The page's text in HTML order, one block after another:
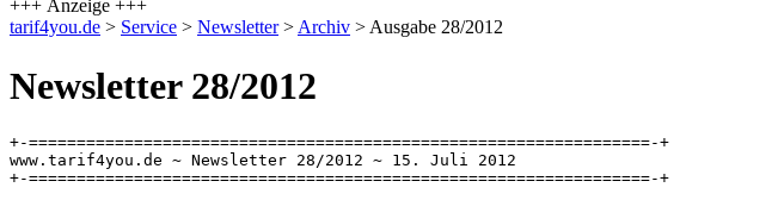
+++ Anzeige +++
tarif4you.de > Service > Newsletter>Archiv > Ausgabe 28/2012
Newsletter 28/2012
+-=================================================================-+
www.tarif4you.de ~ Newsletter 28/2012 ~ 15. Juli 2012
+-=================================================================-+